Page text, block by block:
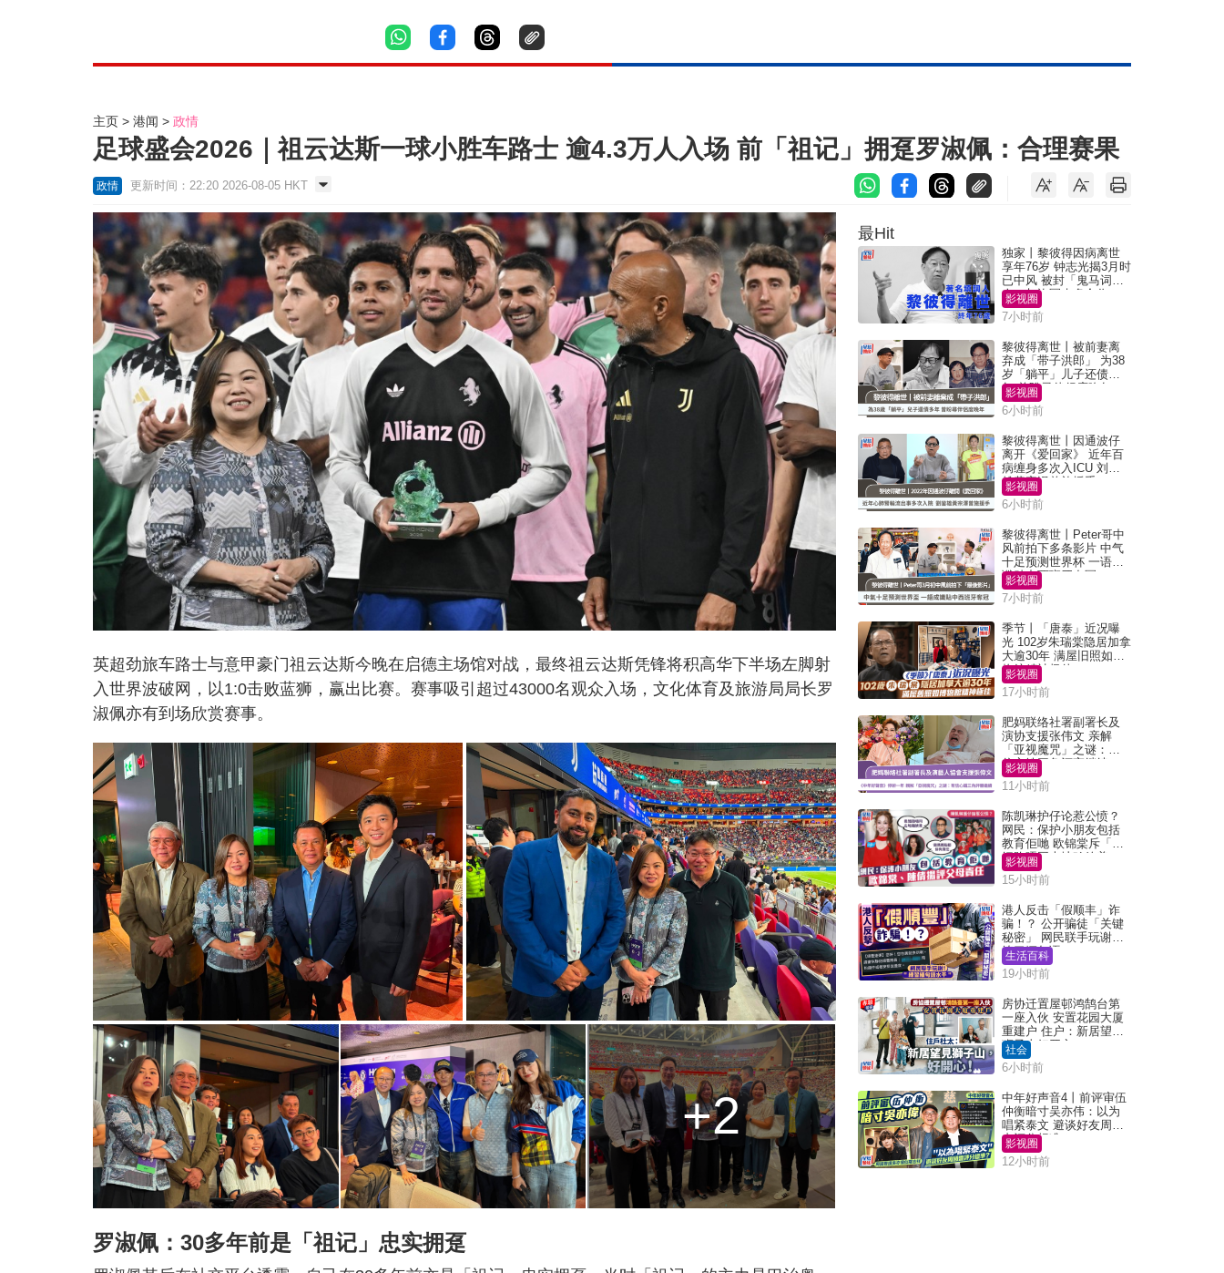
主页 港闻 政情
足球盛会2026｜祖云达斯一球小胜车路士 逾4.3万人入场 前「祖记」拥趸罗淑佩：合理赛果
政情 更新时间：22:20 2026-08-05 HKT
英超劲旅车路士与意甲豪门祖云达斯今晚在启德主场馆对战，最终祖云达斯凭锋将积高华下半场左脚射
入世界波破网，以1:0击败蓝狮，赢出比赛。赛事吸引超过43000名观众入场，文化体育及旅游局局长罗
淑佩亦有到场欣赏赛事。
+2
罗淑佩：30多年前是「祖记」忠实拥趸
最Hit
独家丨黎彼得因病离世
享年76岁 钟志光揭3月时
已中风 被封「鬼马词
人」与许冠杰多合作
影视圈
7小时前
黎彼得离世丨被前妻离
弃成「带子洪郎」 为38
岁「躺平」儿子还债多
年 曾盼寻伴侣度晚年
影视圈
6小时前
黎彼得离世丨因通波仔
离开《爱回家》 近年百
病缠身多次入ICU 刘銮
雄黄宗泽曾施援手
影视圈
6小时前
黎彼得离世丨Peter哥中
风前拍下多条影片 中气
十足预测世界杯 一语成
谶贴中西班牙夺冠
影视圈
7小时前
季节丨「唐泰」近况曝
光 102岁朱瑞棠隐居加拿
大逾30年 满屋旧照如博
物馆精神极佳
影视圈
17小时前
肥妈联络社署副署长及
演协支援张伟文 亲解
「亚视魔咒」之谜：有
信心铁三角评审继续
影视圈
11小时前
陈凯琳护仔论惹公愤？
网民：保护小朋友包括
教育佢哋 欧锦棠斥「养
细路唔同走地鸡放养」
影视圈
15小时前
港人反击「假顺丰」诈
骗！？ 公开骗徒「关键
秘密」 网民联手玩谢：
练习缅甸语
生活百科
19小时前
房协迁置屋邨鸿鹄台第
一座入伙 安置花园大厦
重建户 住户：新居望见
狮子山好开心！
社会
6小时前
中年好声音4丨前评审伍
仲衡暗寸吴亦伟：以为
唱紧泰文 避谈好友周国
丰评分标准？
影视圈
12小时前